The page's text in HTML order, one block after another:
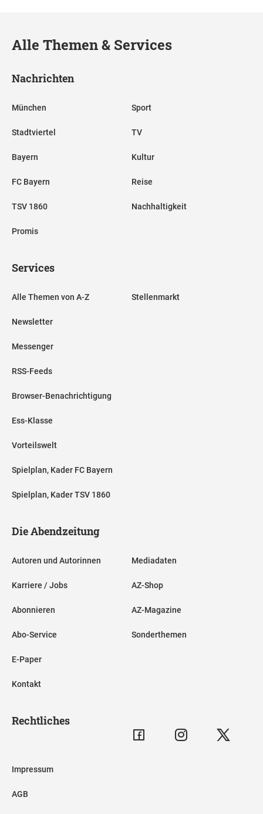
Alle Themen & Services
Nachrichten
München
Stadtviertel
Bayern
FC Bayern
TSV 1860
Promis
Sport
TV
Kultur
Reise
Nachhaltigkeit
Services
Alle Themen von A-Z
Newsletter
Messenger
RSS-Feeds
Browser-Benachrichtigung
Ess-Klasse
Vorteilswelt
Spielplan, Kader FC Bayern
Spielplan, Kader TSV 1860
Stellenmarkt
Die Abendzeitung
Autoren und Autorinnen
Karriere / Jobs
Abonnieren
Abo-Service
E-Paper
Kontakt
Mediadaten
AZ-Shop
AZ-Magazine
Sonderthemen
Rechtliches
Impressum
AGB